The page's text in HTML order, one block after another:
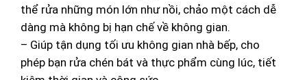
thể rửa những món lớn như nồi, chảo một cách dễ
dàng mà không bị hạn chế về không gian.
– Giúp tận dụng tối ưu không gian nhà bếp, cho
phép bạn rửa chén bát và thực phẩm cùng lúc, tiết